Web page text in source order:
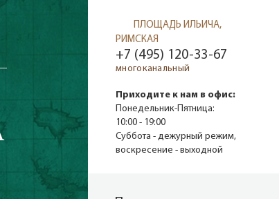
ПЛОЩАДЬ ИЛЬИЧА,
РИМСКАЯ
+7 (495) 120-33-67
многоканальный
Приходите к нам в офис:
Понедельник-Пятница:
10:00 - 19:00
Суббота - дежурный режим,
воскресение - выходной